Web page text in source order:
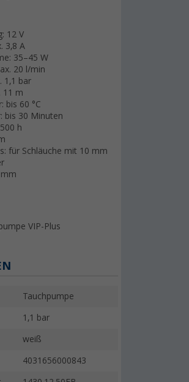
12 V
3,8 A
35–45 W
20 l/min
1,1 bar
11 m
bis 60 °C
bis 30 Minuten
h
für Schläuche mit 10 mm
VIP-Plus
Tauchpumpe
1,1 bar
weiß
4031656000843